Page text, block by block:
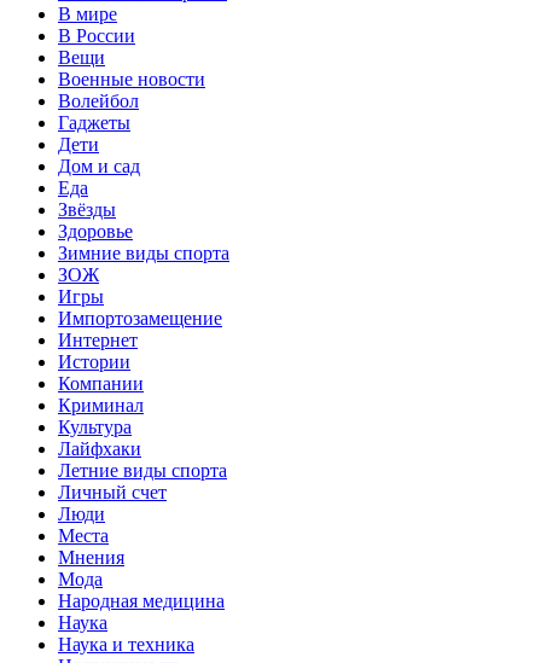
В мире
В России
Вещи
Военные новости
Волейбол
Гаджеты
Дети
Дом и сад
Еда
Звёзды
Здоровье
Зимние виды спорта
ЗОЖ
Игры
Импортозамещение
Интернет
Истории
Компании
Криминал
Культура
Лайфхаки
Летние виды спорта
Личный счет
Люди
Места
Мнения
Мода
Народная медицина
Наука
Наука и техника